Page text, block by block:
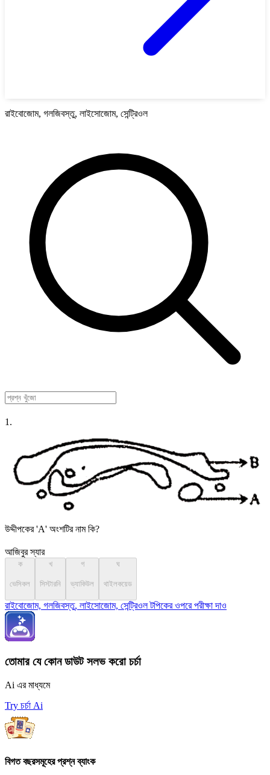
রাইবোজোম, গলজিবস্তু, লাইসোজোম, সেন্ট্রিওল
1.
উদ্দীপকের 'A' অংশটির নাম কি?
আজিবুর স্যার
ক
ভেসিকল
খ
সিস্টারনি
গ
ভ্যাকিউল
ঘ
থাইলকয়েড
রাইবোজোম, গলজিবস্তু, লাইসোজোম, সেন্ট্রিওল টপিকের ওপরে পরীক্ষা দাও
তোমার যে কোন ডাউট সলভ করো চর্চা
Ai এর মাধ্যমে
Try চর্চা Ai
বিগত বছরসমূহের প্রশ্ন ব্যাংক